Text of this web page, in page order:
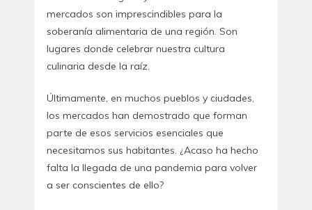
mercados son imprescindibles para la
soberanía alimentaria de una región. Son
lugares donde celebrar nuestra cultura
culinaria desde la raíz.
Últimamente, en muchos pueblos y ciudades,
los mercados han demostrado que forman
parte de esos servicios esenciales que
necesitamos sus habitantes. ¿Acaso ha hecho
falta la llegada de una pandemia para volver
a ser conscientes de ello?